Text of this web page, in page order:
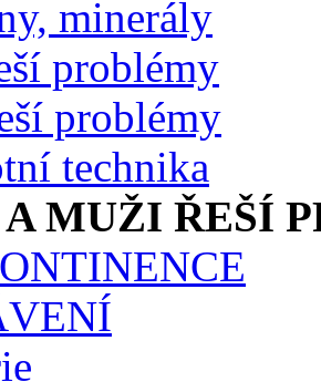
minerály
problémy
problémy
technika
MUŽI ŘEŠÍ